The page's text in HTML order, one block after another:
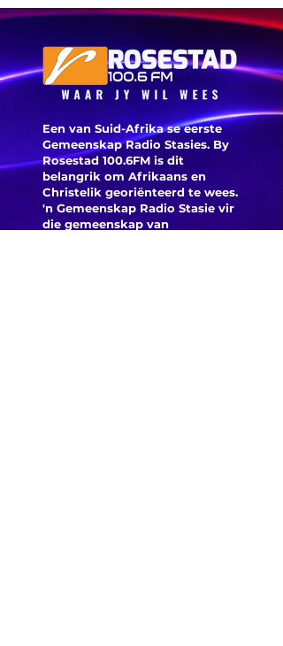
Mngomezulu
sien uit vir
sy terugkeer
na die Bokke,
Markram
verlaat The
Hundred en
Arteta eis ‘n
reaksie
nadat
Een van Suid-Afrika se eerste
Gemeenskap Radio Stasies. By
Rosestad 100.6FM is dit
belangrik om Afrikaans en
Christelik georiënteerd te wees.
'n Gemeenskap Radio Stasie vir
die gemeenskap van